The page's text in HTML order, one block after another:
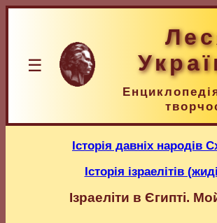
☰
Історія давніх народів
Історія ізраелітів
Ізраеліти в Єгипті.